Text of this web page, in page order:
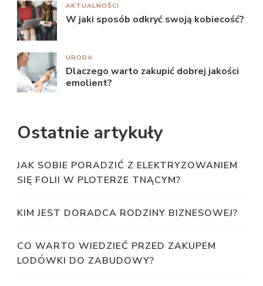
AKTUALNOŚCI
W jaki sposób odkryć swoją kobiecość?
URODA
Dlaczego warto zakupić dobrej jakości
emolient?
Ostatnie artykuły
JAK SOBIE PORADZIĆ Z ELEKTRYZOWANIEM
SIĘ FOLII W PLOTERZE TNĄCYM?
KIM JEST DORADCA RODZINY BIZNESOWEJ?
CO WARTO WIEDZIEĆ PRZED ZAKUPEM
LODÓWKI DO ZABUDOWY?